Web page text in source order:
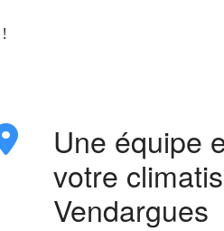
!
fas
location-
Une équipe
votre
Vendargues